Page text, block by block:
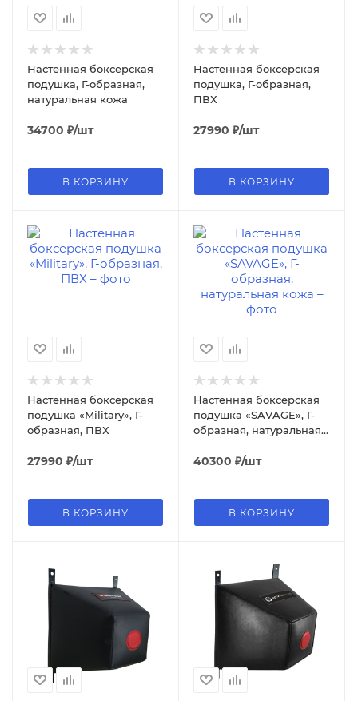
Настенная боксерская
подушка, Г-образная,
натуральная кожа
34700 ₽/шт
В КОРЗИНУ
Настенная боксерская
подушка, Г-образная,
ПВХ
27990 ₽/шт
В КОРЗИНУ
Настенная боксерская
подушка «Military», Г-
образная, ПВХ
27990 ₽/шт
В КОРЗИНУ
Настенная боксерская
подушка «SAVAGE», Г-
образная, натуральная
40300 ₽/шт
В КОРЗИНУ